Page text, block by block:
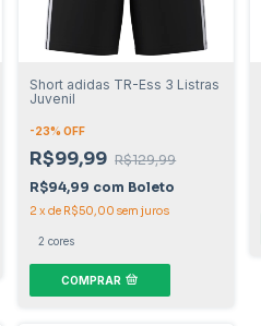
Short adidas TR-Ess 3 Listras
Juvenil
-23% OFF
R$99,99 R$129,99
R$94,99 com Boleto
2 xde R$50,00 sem juros
2 cores
COMPRAR